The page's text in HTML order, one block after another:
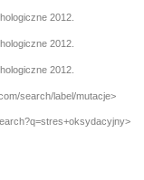
2012.
2012.
2012.
search/label/mutacje>